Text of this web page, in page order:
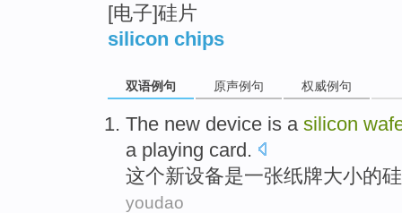
[电子]硅片
silicon chips
双语例句 原声例句 权威例句
The new device is a silicon
a playing card.
这个新设备是一张纸牌大小的硅
youdao